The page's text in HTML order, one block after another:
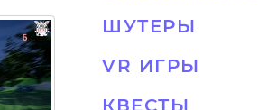
ШУТЕРЫ
VR ИГРЫ
КВЕСТЫ